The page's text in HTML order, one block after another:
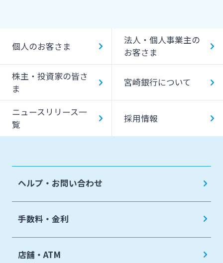
個人のお客さま
法人・個人事業主の
お客さま
株主・投資家の皆さ
ま
宮崎銀行について
ニュースリリース一
覧
採用情報
ヘルプ・お問い合わせ
手数料・金利
店舗・ATM